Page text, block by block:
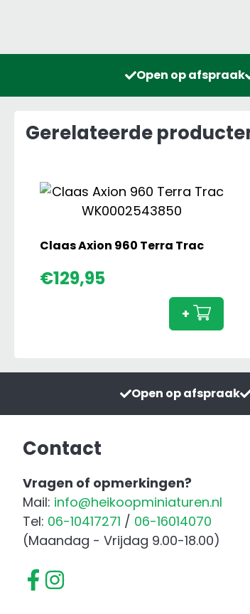
Open op afspraak
Gerelateerde
Claas Axion 960 Terra Trac
€129,95
Terra
+
Open op afspraak
Contact
Vragen of opmerkingen?
Mail: info@heikoopminiaturen.nl
Tel: 06-10417271 / 06-16014070
(Maandag - Vrijdag 9.00-18.00)